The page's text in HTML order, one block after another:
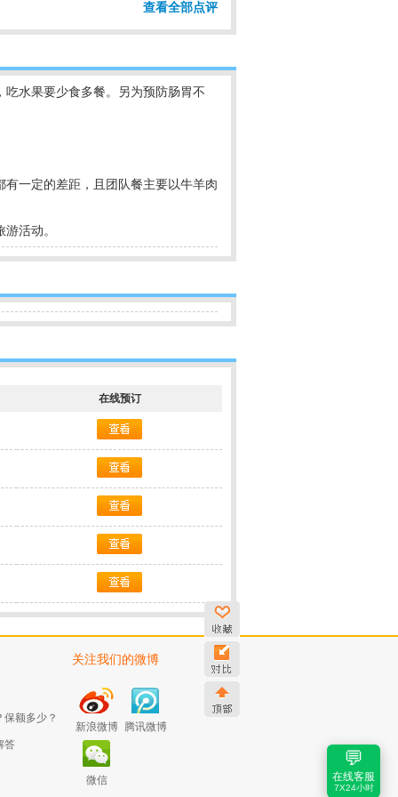
查看全部点评
水果要少食多餐。另为预防肠胃不
一定的差距，且团队餐主要以牛羊肉
活动。
在线预订
额多少？
答
关注我们的微博
新浪微博 腾讯微博
微信
💬
在线客服
7X24小时